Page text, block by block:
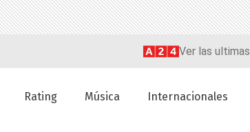
Ver las
Rating Música Internacionales